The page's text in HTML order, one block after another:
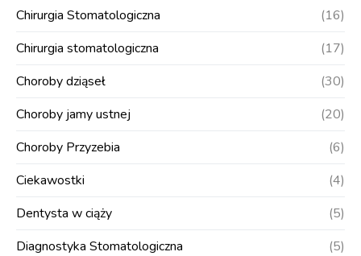
Chirurgia Stomatologiczna
(16)
Chirurgia stomatologiczna
(17)
Choroby dziąseł
(30)
Choroby jamy ustnej
(20)
Choroby Przyzebia
(6)
Ciekawostki
(4)
Dentysta w ciąży
(5)
Diagnostyka Stomatologiczna
(5)